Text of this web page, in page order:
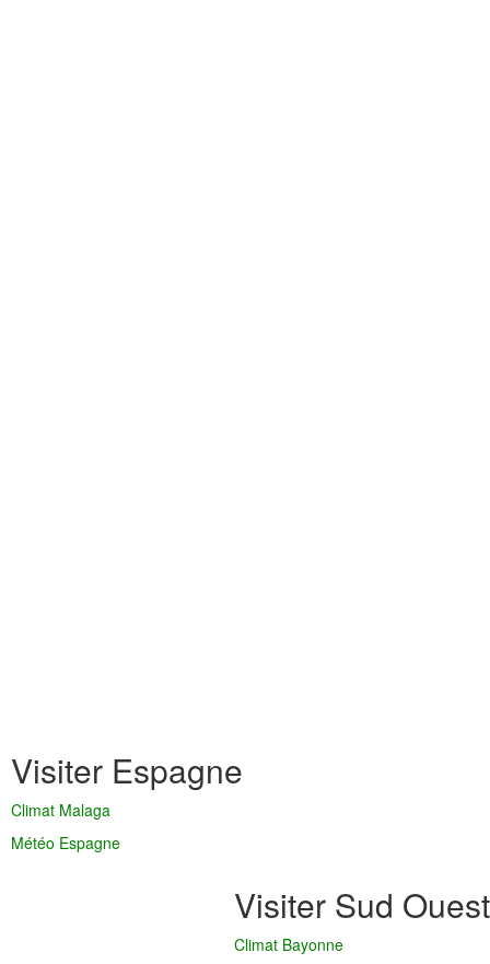
Visiter Espagne
Climat Malaga
Météo Espagne
Visiter Sud Ouest
Climat Bayonne